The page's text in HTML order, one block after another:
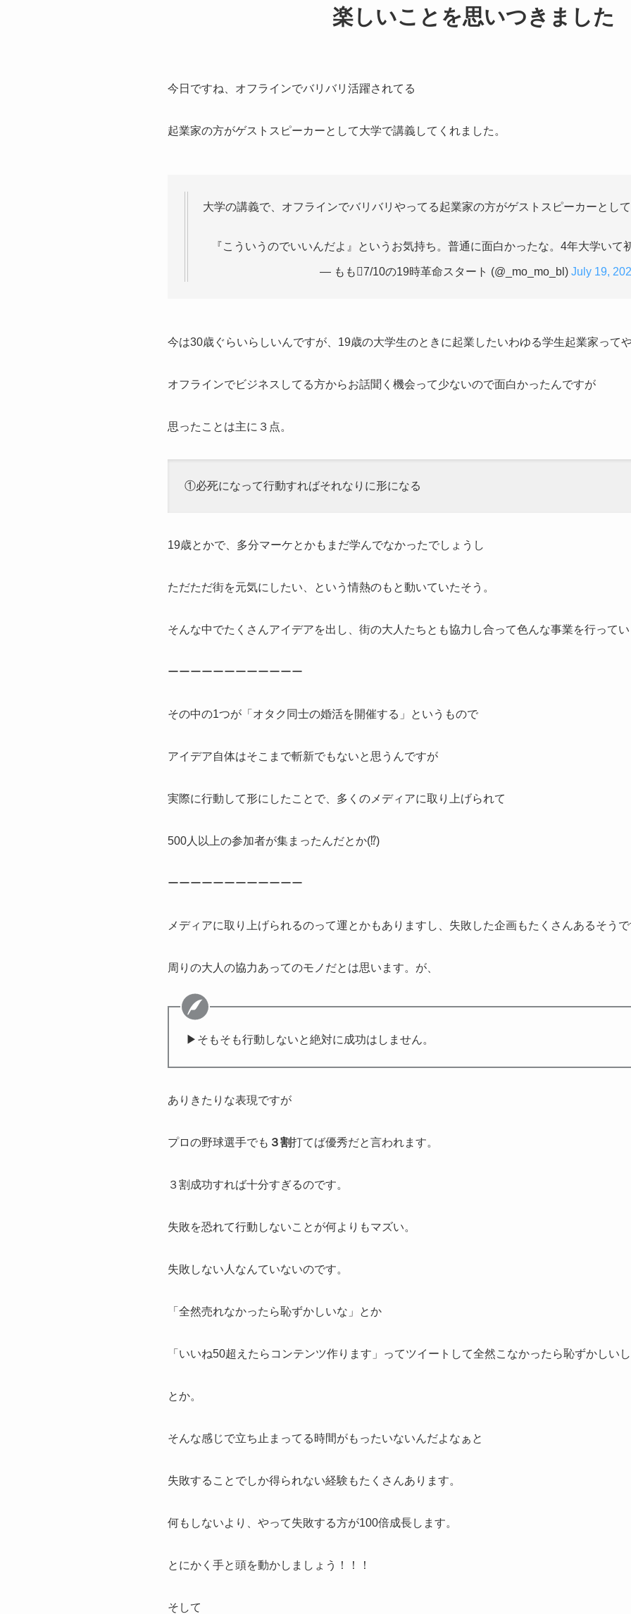
楽しいことを思いつきました
今日ですね、オフラインでバリバリ活躍されてる
起業家の方がゲストスピーカーとして大学で講義してくれました。
大学の講義で、オフラインでバリバリやってる起業家の方がゲストスピーカーとし
『こういうのでいいんだよ』というお気持ち。普通に面白かったな。4年大学いて
— もも7/10の19時革命スタート (@_mo_mo_bl) July 19,
今は30歳ぐらいらしいんですが、19歳の大学生のときに起業したいわゆる学生起業家って
オフラインでビジネスしてる方からお話聞く機会って少ないので面白かったんですが
思ったことは主に３点。
①必死になって行動すればそれなりに形になる
19歳とかで、多分マーケとかもまだ学んでなかったでしょうし
ただただ街を元気にしたい、という情熱のもと動いていたそう。
そんな中でたくさんアイデアを出し、街の大人たちとも協力し合って色んな事業を行って
ーーーーーーーーーーーー
その中の1つが「オタク同士の婚活を開催する」というもので
アイデア自体はそこまで斬新でもないと思うんですが
実際に行動して形にしたことで、多くのメディアに取り上げられて
500人以上の参加者が集まったんだとか(⁉)
ーーーーーーーーーーーー
メディアに取り上げられるのって運とかもありますし、失敗した企画もたくさんあるそう
周りの大人の協力あってのモノだとは思います。が、
▶そもそも行動しないと絶対に成功はしません。
ありきたりな表現ですが
プロの野球選手でも ３割打てば優秀だと言われます。
３割成功すれば十分すぎるのです。
失敗を恐れて行動しないことが何よりもマズい。
失敗しない人なんていないのです。
「全然売れなかったら恥ずかしいな」とか
「いいね50超えたらコンテンツ作ります」ってツイートして全然こなかったら恥ずかしい
とか。
そんな感じで立ち止まってる時間がもったいないんだよなぁと
失敗することでしか得られない経験もたくさんあります。
何もしないより、やって失敗する方が100倍成長します。
とにかく手と頭を動かしましょう！！！
そして